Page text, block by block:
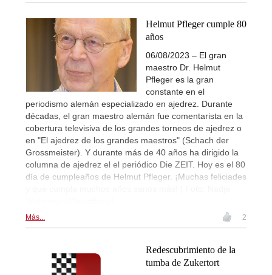
Helmut Pfleger cumple 80
años
06/08/2023 – El gran
maestro Dr. Helmut
Pfleger es la gran
constante en el
periodismo alemán especializado en ajedrez. Durante
décadas, el gran maestro alemán fue comentarista en la
cobertura televisiva de los grandes torneos de ajedrez o
en "El ajedrez de los grandes maestros" (Schach der
Grossmeister). Y durante más de 40 años ha dirigido la
columna de ajedrez el el periódico Die ZEIT. Hoy es el 80
día de cumpleaños de Helmut Pfleger. ¡Muchas feliciades
Más... 2
Redescubrimiento de la
tumba de Zukertort